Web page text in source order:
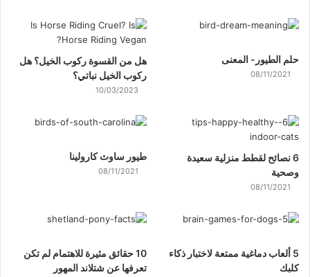
حلم الطيور- المعنى
08/11/2021
هل من القسوة ركوب الخيل؟ هل
ركوب الخيل نباتي؟
10/03/2023
6 نصائح لقطط منزلية سعيدة
وصحية
08/11/2021
طيور ساوث كارولينا
08/11/2021
5 ألعاب دماغية ممتعة لاختبار ذكاء
كلبك
10 حقائق مثيرة للاهتمام لم تكن
تعرفها عن شتلاند المهور